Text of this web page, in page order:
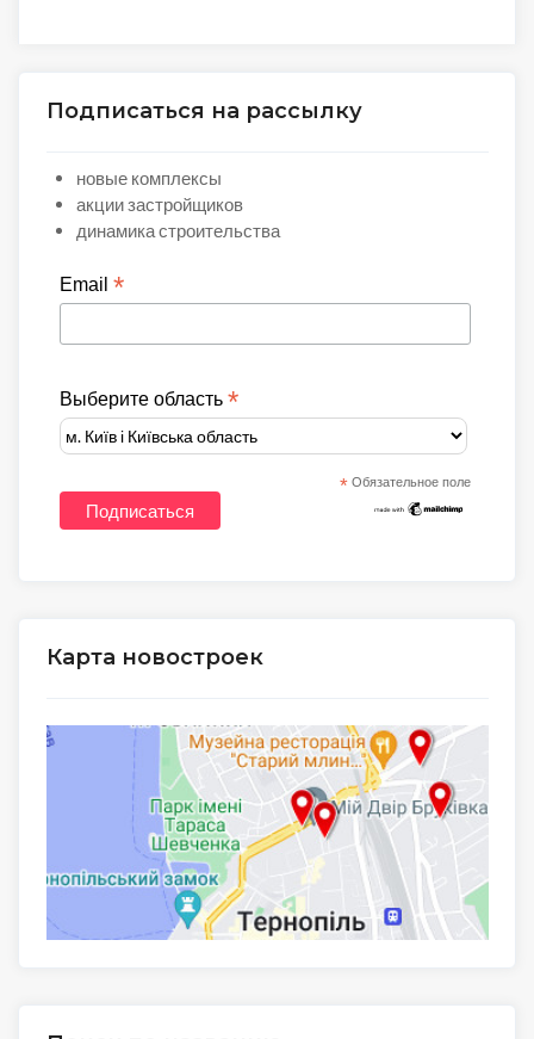
Подписаться на рассылку
новые комплексы
акции застройщиков
динамика строительства
Email *
Выберите область *
* Обязательное поле
Карта новостроек